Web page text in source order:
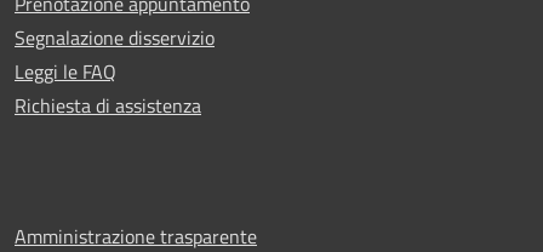
Segnalazione disservizio
Leggi le FAQ
Richiesta di assistenza
Amministrazione trasparente